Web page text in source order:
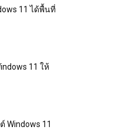
11 ได้พื้นที่
11 ให้
11